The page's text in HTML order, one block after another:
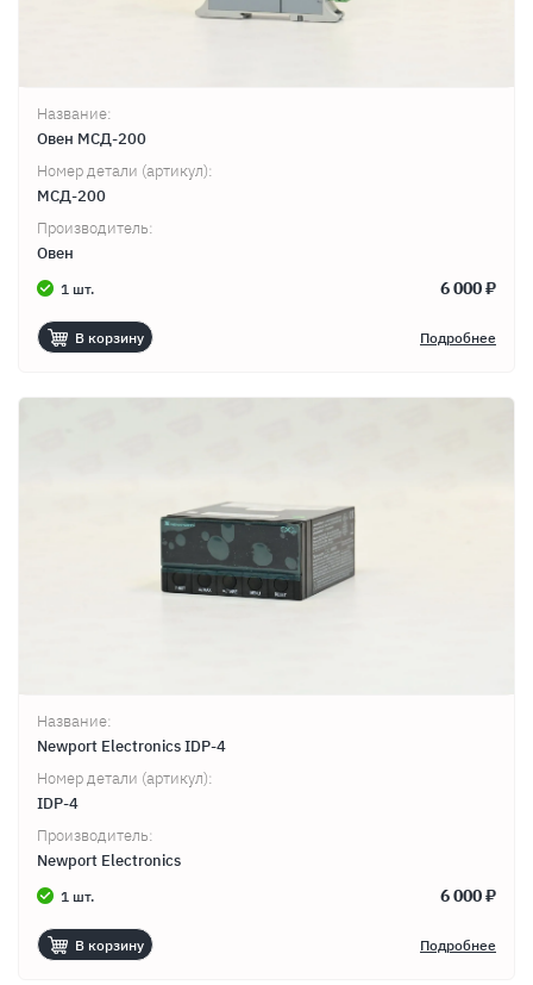
Название:
Овен МСД-200
Номер детали (артикул):
МСД-200
Производитель:
Овен
1 шт. 6 000 ₽
В корзину Подробнее
Название:
Newport Electronics IDP-4
Номер детали (артикул):
IDP-4
Производитель:
Newport Electronics
1 шт. 6 000 ₽
В корзину Подробнее